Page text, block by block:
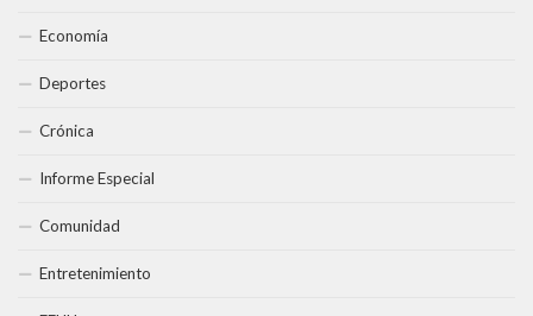
Economía
Deportes
Crónica
Informe Especial
Comunidad
Entretenimiento